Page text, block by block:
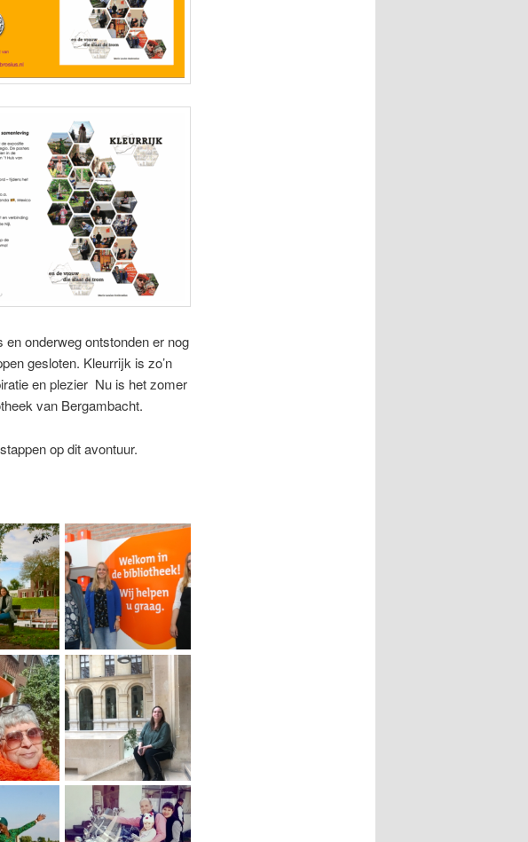
onderweg ontstonden er nog
gesloten. Kleurrijk is zo’n
en plezier Nu is het zomer
van Bergambacht.
op dit avontuur.